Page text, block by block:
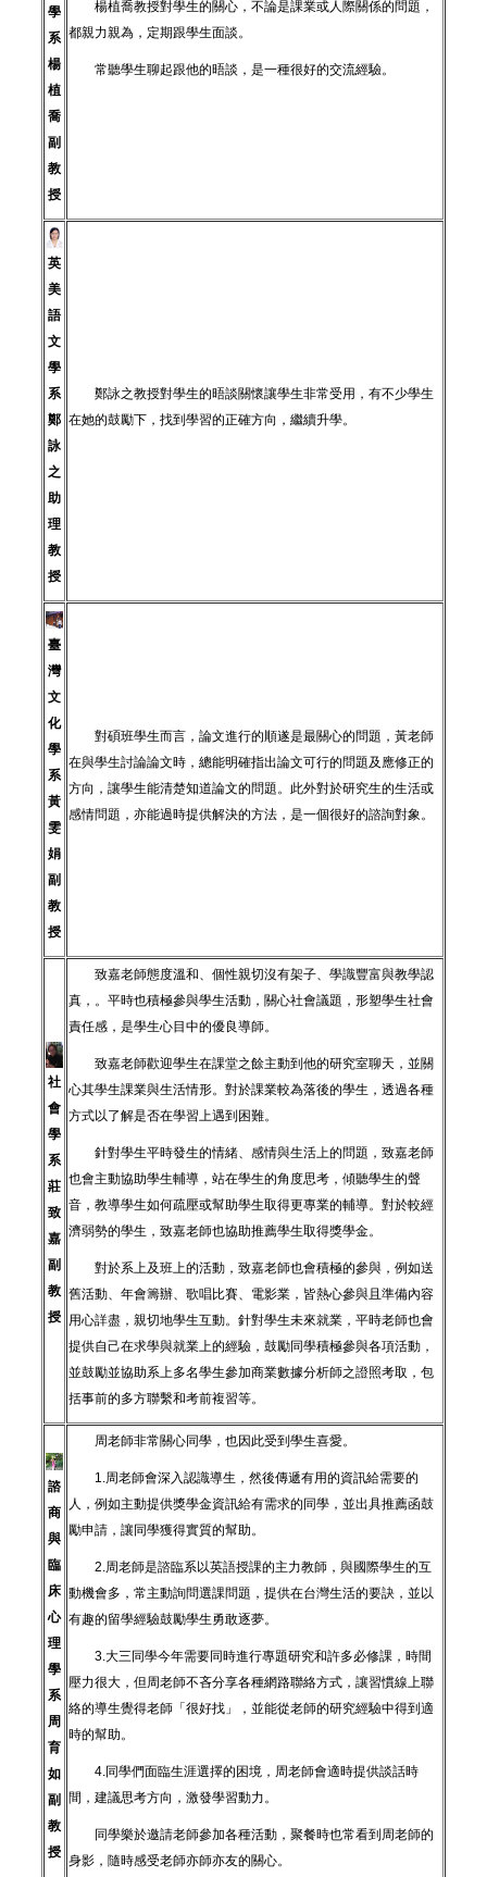
學
系
楊
植
喬
副
教
授
楊植喬教授對學生的關心，不論是課業或人際關係的問題，
都親力親為，定期跟學生面談。
常聽學生聊起跟他的晤談，是一種很好的交流經驗。
英
美
語
文
學
系
鄭
詠
之
助
理
教
授
鄭詠之教授對學生的晤談關懷讓學生非常受用，有不少學生
在她的鼓勵下，找到學習的正確方向，繼續升學。
臺
灣
文
化
學
系
黃
雯
娟
副
教
授
對碩班學生而言，論文進行的順遂是最關心的問題，黃老師
在與學生討論論文時，總能明確指出論文可行的問題及應修正的
方向，讓學生能清楚知道論文的問題。此外對於研究生的生活或
感情問題，亦能過時提供解決的方法，是一個很好的諮詢對象。
社
會
學
系
莊
致
嘉
副
教
授
致嘉老師態度溫和、個性親切沒有架子、學識豐富與教學認
真，。平時也積極參與學生活動，關心社會議題，形塑學生社會
責任感，是學生心目中的優良導師。
致嘉老師歡迎學生在課堂之餘主動到他的研究室聊天，並關
心其學生課業與生活情形。對於課業較為落後的學生，透過各種
方式以了解是否在學習上遇到困難。
針對學生平時發生的情緒、感情與生活上的問題，致嘉老師
也會主動協助學生輔導，站在學生的角度思考，傾聽學生的聲
音，教導學生如何疏壓或幫助學生取得更專業的輔導。對於較經
濟弱勢的學生，致嘉老師也協助推薦學生取得獎學金。
對於系上及班上的活動，致嘉老師也會積極的參與，例如送
舊活動、年會籌辦、歌唱比賽、電影業，皆熱心參與且準備內容
用心詳盡，親切地學生互動。針對學生未來就業，平時老師也會
提供自己在求學與就業上的經驗，鼓勵同學積極參與各項活動，
並鼓勵並協助系上多名學生參加商業數據分析師之證照考取，包
括事前的多方聯繫和考前複習等。
諮
商
與
臨
床
心
理
學
系
周
育
如
副
教
授
周老師非常關心同學，也因此受到學生喜愛。
1.周老師會深入認識導生，然後傳遞有用的資訊給需要的
人，例如主動提供獎學金資訊給有需求的同學，並出具推薦函鼓
勵申請，讓同學獲得實質的幫助。
2.周老師是諮臨系以英語授課的主力教師，與國際學生的互
動機會多，常主動詢問選課問題，提供在台灣生活的要訣，並以
有趣的留學經驗鼓勵學生勇敢逐夢。
3.大三同學今年需要同時進行專題研究和許多必修課，時間
壓力很大，但周老師不吝分享各種網路聯絡方式，讓習慣線上聯
絡的導生覺得老師「很好找」，並能從老師的研究經驗中得到適
時的幫助。
4.同學們面臨生涯選擇的困境，周老師會適時提供談話時
間，建議思考方向，激發學習動力。
同學樂於邀請老師參加各種活動，聚餐時也常看到周老師的
身影，隨時感受老師亦師亦友的關心。